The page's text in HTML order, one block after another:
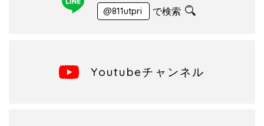
@811utpri で検索
Youtubeチャンネル